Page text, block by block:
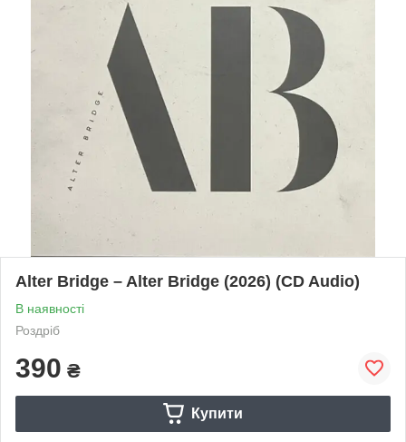
Alter Bridge – Alter Bridge (2026) (CD Audio)
В наявності
Роздріб
390 ₴
Купити